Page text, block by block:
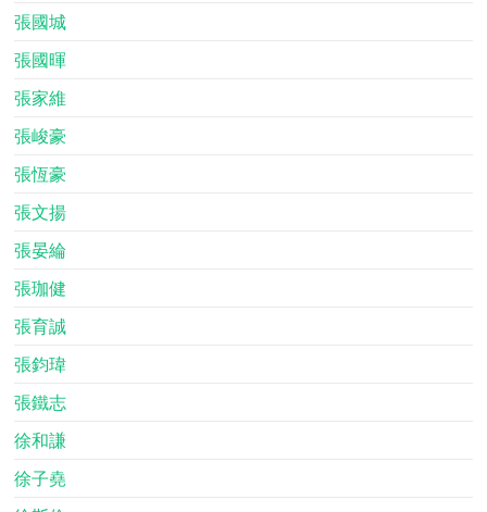
張國城
張國暉
張家維
張峻豪
張恆豪
張文揚
張晏綸
張珈健
張育誠
張鈞瑋
張鐵志
徐和謙
徐子堯